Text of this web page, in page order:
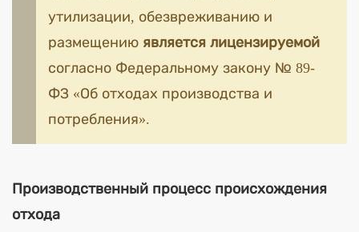
утилизации, обезвреживанию и
размещению является лицензируемой
согласно Федеральному закону № 89-
ФЗ «Об отходах производства и
потребления».
Производственный процесс происхождения
отхода